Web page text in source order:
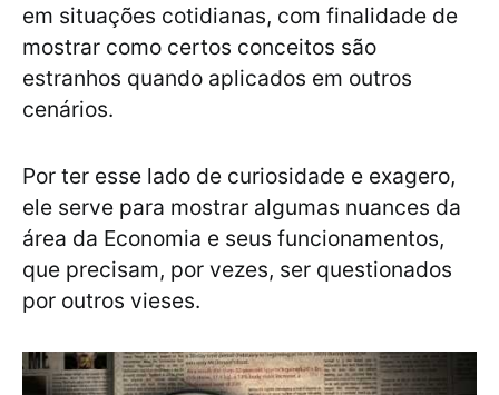
em situações cotidianas, com finalidade de
mostrar como certos conceitos são
estranhos quando aplicados em outros
cenários.
Por ter esse lado de curiosidade e exagero,
ele serve para mostrar algumas nuances da
área da Economia e seus funcionamentos,
que precisam, por vezes, ser questionados
por outros vieses.